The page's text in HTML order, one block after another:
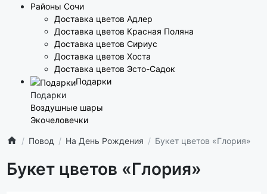
Районы Сочи
Доставка цветов Адлер
Доставка цветов Красная Поляна
Доставка цветов Сириус
Доставка цветов Хоста
Доставка цветов Эсто-Садок
Подарки
Подарки
Воздушные шары
Экочеловечки
Повод На День Рождения Букет цветов «Глория»
Букет цветов «Глория»